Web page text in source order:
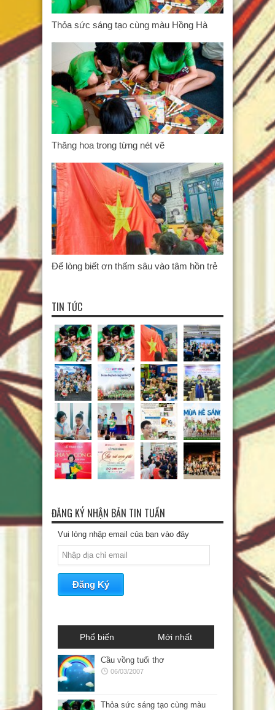
Thỏa sức sáng tạo cùng màu Hồng Hà
Thăng hoa trong từng nét vẽ
Để lòng biết ơn thấm sâu vào tâm hồn trẻ
TIN TỨC
ĐĂNG KÝ NHẬN BẢN TIN TUẦN
Vui lòng nhập email của bạn vào đây
Phổ biến Mới nhất
Cầu vồng tuổi thơ
06/03/2007
Thỏa sức sáng tạo cùng màu